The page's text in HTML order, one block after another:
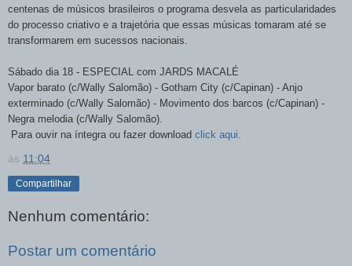
centenas de músicos brasileiros o programa desvela as particularidades
do processo criativo e a trajetória que essas músicas tomaram até se
transformarem em sucessos nacionais.
Sábado dia 18 - ESPECIAL com JARDS MACALÉ
Vapor barato (c/Wally Salomão) - Gotham City (c/Capinan) - Anjo
exterminado (c/Wally Salomão) - Movimento dos barcos (c/Capinan) -
Negra melodia (c/Wally Salomão).
Para ouvir na íntegra ou fazer download click aqui.
às 11:04
Compartilhar
Nenhum comentário:
Postar um comentário